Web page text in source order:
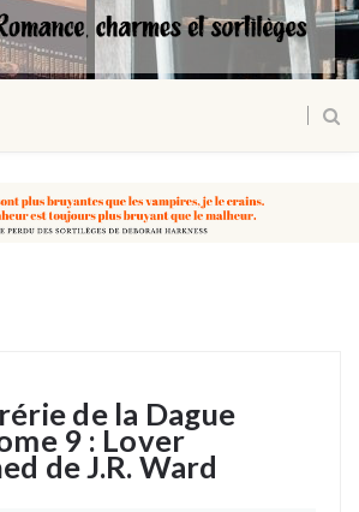
de la Dague
9 : Lover
de J.R. Ward